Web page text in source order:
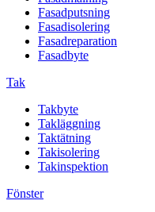
Fasadputsning
Fasadisolering
Fasadreparation
Fasadbyte
Tak
Takbyte
Takläggning
Taktätning
Takisolering
Takinspektion
Fönster